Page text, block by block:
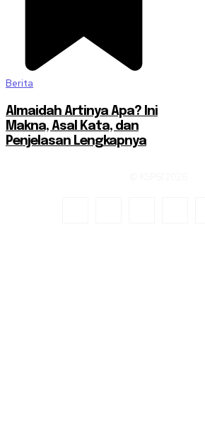
Berita
Almaidah Artinya Apa? Ini
Makna, Asal Kata, dan
Penjelasan Lengkapnya